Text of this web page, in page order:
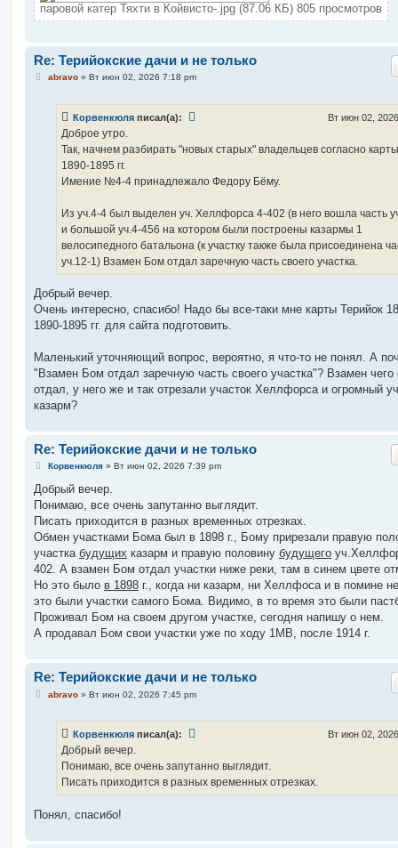
паровой катер Тяхти в Койвисто-.jpg (87.06 КБ) 805 просмотров
Re: Терийокские дачи и не только
Сabravo» Вт июн 02, 2026 7:18 pm
Корвенкюля писал(а): Вт июн 02,
Доброе утро.
Так, начнем разбирать "новых старых" владельцев согласно
1890-1895 гг.
Имение №4-4 принадлежало Федору Бёму.
Из уч.4-4 был выделен уч. Хеллфорса 4-402 (в него вошла часть
и большой уч.4-456 на котором были построены казармы 1
велосипедного батальона (к участку также была присоединена
уч.12-1) Взамен Бом отдал заречную часть своего участка.
Добрый вечер.
Очень интересно, спасибо! Надо бы все-таки мне карты Терийок
1890-1895 гг. для сайта подготовить.
Маленький уточняющий вопрос, вероятно, я что-то не понял. А
"Взамен Бом отдал заречную часть своего участка"? Взамен чего
отдал, у него же и так отрезали участок Хеллфорса и огромный
казарм?
Re: Терийокские дачи и не только
С
о
щ
е
и
е
Корвенкюля» Вт июн 02, 2026 7:39 pm
Добрый вечер.
Понимаю, все очень запутанно выглядит.
Писать приходится в разных временных отрезках.
Обмен участками Бома был в 1898 г., Бому прирезали правую
участка будущих казарм и правую половину будущего
402. А взамен Бом отдал участки ниже реки, там в синем цвете
Но это было в 1898 г., когда ни казарм, ни Хеллфоса и в помине
это были участки самого Бома. Видимо, в то время это были
Проживал Бом на своем другом участке, сегодня напишу о нем.
А продавал Бом свои участки уже по ходу 1МВ, после 1914 г.
Re: Терийокские дачи и не только
Сabravo» Вт июн 02, 2026 7:45 pm
Корвенкюля писал(а): Вт июн 02,
Добрый вечер.
Понимаю, все очень запутанно выглядит.
Писать приходится в разных временных отрезках.
Понял, спасибо!